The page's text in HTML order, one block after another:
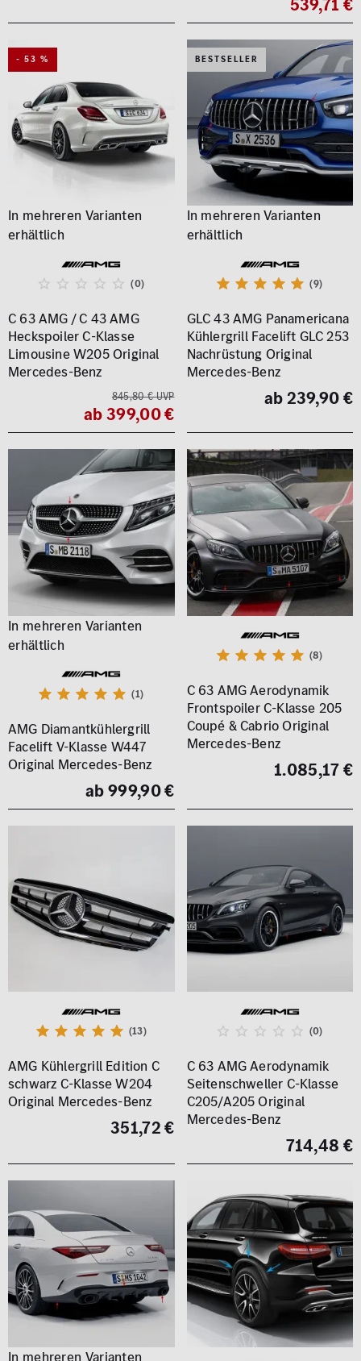
- 53 %
(0)
C 63 AMG / C 43 AMG
Heckspoiler C-Klasse
Limousine W205 Original
Mercedes-Benz
845,80 € UVP
ab 399,00 €
BESTSELLER
(9)
GLC 43 AMG Panamericana
Kühlergrill Facelift GLC 253
Nachrüstung Original
Mercedes-Benz
ab 239,90 €
(1)
AMG Diamantkühlergrill
Facelift V-Klasse W447
Original Mercedes-Benz
ab 999,90 €
(8)
C 63 AMG Aerodynamik
Frontspoiler C-Klasse 205
Coupé & Cabrio Original
Mercedes-Benz
1.085,17 €
(13)
AMG Kühlergrill Edition C
schwarz C-Klasse W204
Original Mercedes-Benz
351,72 €
(0)
C 63 AMG Aerodynamik
Seitenschweller C-Klasse
C205/A205 Original
Mercedes-Benz
714,48 €